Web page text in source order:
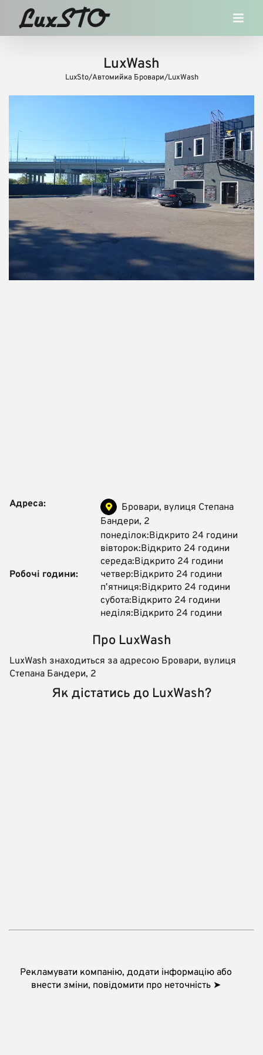
content
LuxWash
LuxSto/Автомийка Бровари/LuxWash
Адреса:
Бровари, вулиця Степана
Бандери, 2
Робочі години:
понеділок:Відкрито 24 години
вівторок:Відкрито 24 години
середа:Відкрито 24 години
четвер:Відкрито 24 години
пʼятниця:Відкрито 24 години
субота:Відкрито 24 години
неділя:Відкрито 24 години
Про LuxWash
LuxWash знаходиться за адресою Бровари, вулиця
Степана Бандери, 2
Як дістатись до LuxWash?
Рекламувати компанію, додати інформацію або
внести зміни, повідомити про неточність ➤